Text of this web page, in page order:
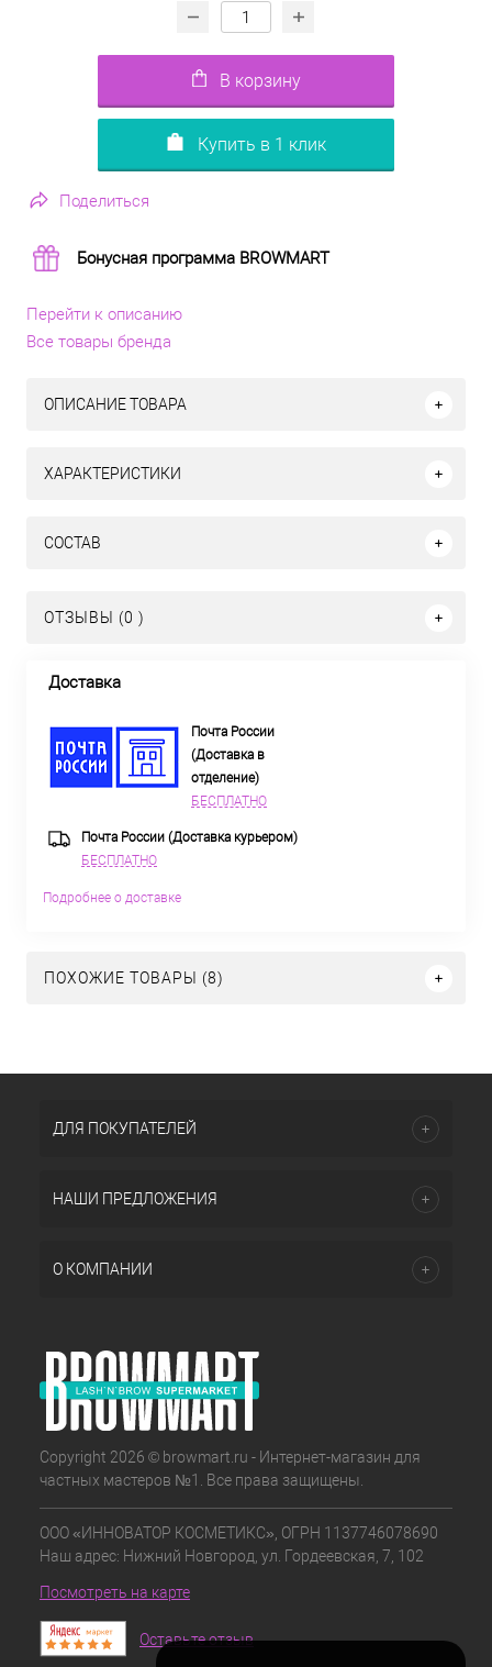
В корзину
Купить в 1 клик
Поделиться
Бонусная программа BROWMART
Перейти к описанию
Все товары бренда
ОПИСАНИЕ ТОВАРА
ХАРАКТЕРИСТИКИ
СОСТАВ
ОТЗЫВЫ (0 )
Доставка
Почта России
(Доставка в
отделение)
БЕСПЛАТНО
Почта России (Доставка курьером)
БЕСПЛАТНО
Подробнее о доставке
ПОХОЖИЕ ТОВАРЫ (8)
ДЛЯ ПОКУПАТЕЛЕЙ
НАШИ ПРЕДЛОЖЕНИЯ
О КОМПАНИИ
Copyright 2026 © browmart.ru - Интернет-магазин для
частных мастеров №1. Все права защищены.
ООО «ИННОВАТОР КОСМЕТИКС», ОГРН 1137746078690
Наш адрес: Нижний Новгород, ул. Гордеевская, 7, 102
Посмотреть на карте
Оставьте отзыв